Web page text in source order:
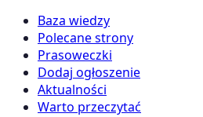
Baza wiedzy
Polecane strony
Prasoweczki
Dodaj ogłoszenie
Aktualności
Warto przeczytać